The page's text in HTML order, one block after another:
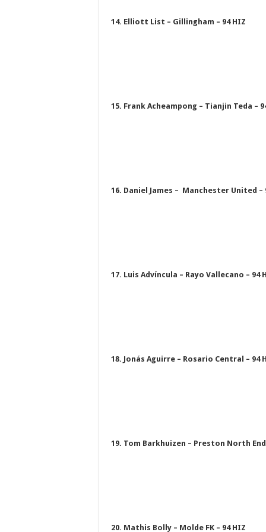
14. Elliott List – Gillingham – 94 HIZ
15. Frank Acheampong – Tianjin Teda –
16. Daniel James – Manchester United –
17. Luis Advíncula – Rayo Vallecano – 94
18. Jonás Aguirre – Rosario Central – 94
19. Tom Barkhuizen – Preston North End
20. Mathis Bolly – Molde FK – 94 HIZ